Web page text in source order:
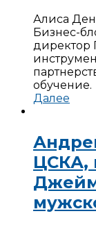
Алиса
Бизнес-
директор
обучение.
Далее
ЦСКА,